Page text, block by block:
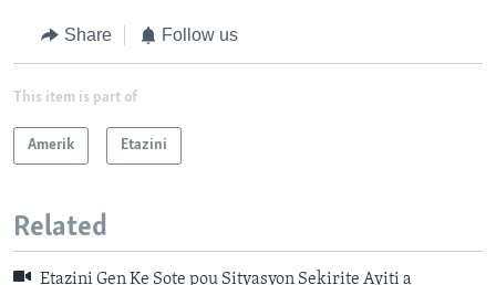
Share Follow us
This item is part of
Amerik Etazini
Related
Etazini Gen Ke Sote pou Sityasyon Sekirite Ayiti a